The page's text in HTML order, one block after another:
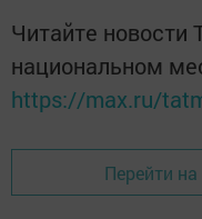
Читайте новости
национальном
https://max.ru/
Перейти